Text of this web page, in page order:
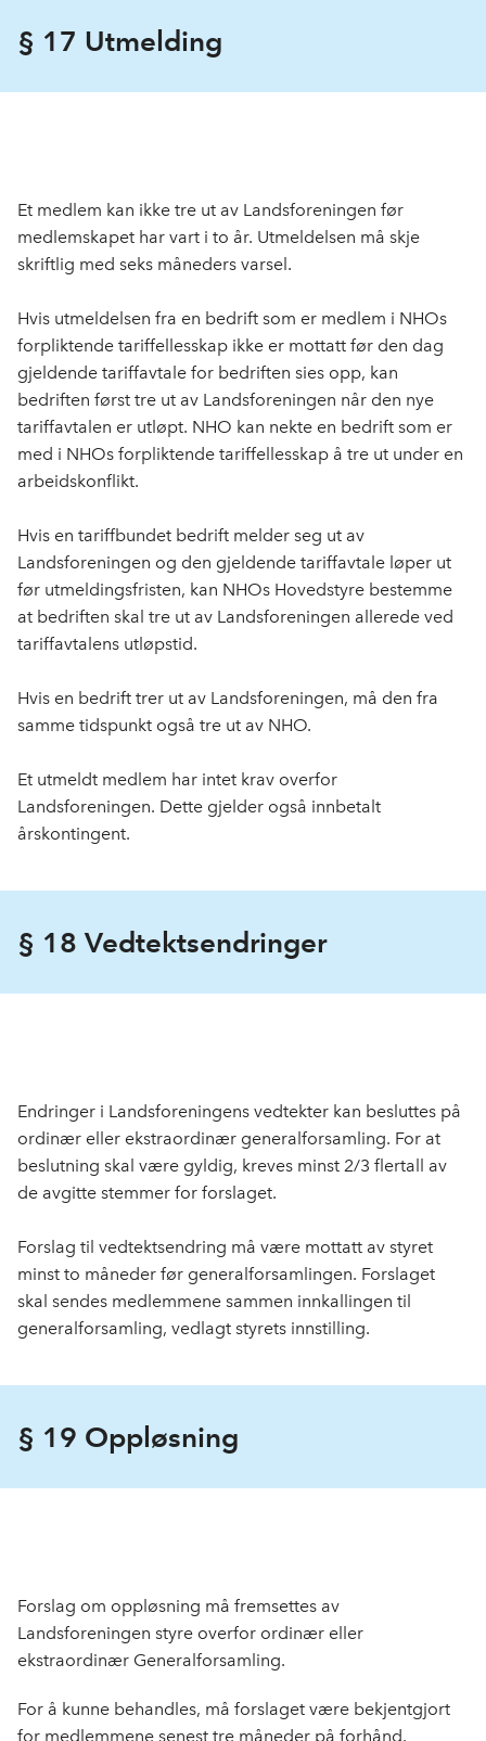
§ 17 Utmelding
Et medlem kan ikke tre ut av Landsforeningen før
medlemskapet har vart i to år. Utmeldelsen må skje
skriftlig med seks måneders varsel.
Hvis utmeldelsen fra en bedrift som er medlem i NHOs
forpliktende tariffellesskap ikke er mottatt før den dag
gjeldende tariffavtale for bedriften sies opp, kan
bedriften først tre ut av Landsforeningen når den nye
tariffavtalen er utløpt. NHO kan nekte en bedrift som er
med i NHOs forpliktende tariffellesskap å tre ut under en
arbeidskonflikt.
Hvis en tariffbundet bedrift melder seg ut av
Landsforeningen og den gjeldende tariffavtale løper ut
før utmeldingsfristen, kan NHOs Hovedstyre bestemme
at bedriften skal tre ut av Landsforeningen allerede ved
tariffavtalens utløpstid.
Hvis en bedrift trer ut av Landsforeningen, må den fra
samme tidspunkt også tre ut av NHO.
Et utmeldt medlem har intet krav overfor
Landsforeningen. Dette gjelder også innbetalt
årskontingent.
§ 18 Vedtektsendringer
Endringer i Landsforeningens vedtekter kan besluttes på
ordinær eller ekstraordinær generalforsamling. For at
beslutning skal være gyldig, kreves minst 2/3 flertall av
de avgitte stemmer for forslaget.
Forslag til vedtektsendring må være mottatt av styret
minst to måneder før generalforsamlingen. Forslaget
skal sendes medlemmene sammen innkallingen til
generalforsamling, vedlagt styrets innstilling.
§ 19 Oppløsning
Forslag om oppløsning må fremsettes av
Landsforeningen styre overfor ordinær eller
ekstraordinær Generalforsamling.
For å kunne behandles, må forslaget være bekjentgjort
for medlemmene senest tre måneder på forhånd.